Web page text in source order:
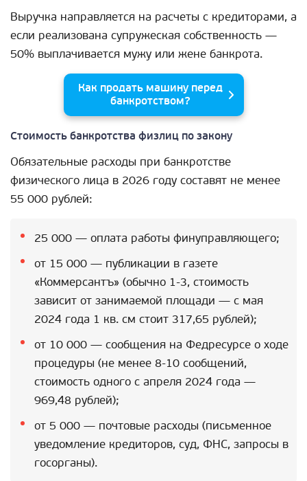
Выручка направляется на расчеты с кредиторами, а
если реализована супружеская собственность —
50% выплачивается мужу или жене банкрота.
Как продать машину перед
банкротством?
Стоимость банкротства физлиц по закону
Обязательные расходы при банкротстве
физического лица в 2026 году составят не менее
55 000 рублей:
25 000 — оплата работы финуправляющего;
от 15 000 — публикации в газете
«Коммерсантъ» (обычно 1-3, стоимость
зависит от занимаемой площади — с мая
2024 года 1 кв. см стоит 317,65 рублей);
от 10 000 — сообщения на Федресурсе о ходе
процедуры (не менее 8-10 сообщений,
стоимость одного с апреля 2024 года —
969,48 рублей);
от 5 000 — почтовые расходы (письменное
уведомление кредиторов, суд, ФНС, запросы в
госорганы).